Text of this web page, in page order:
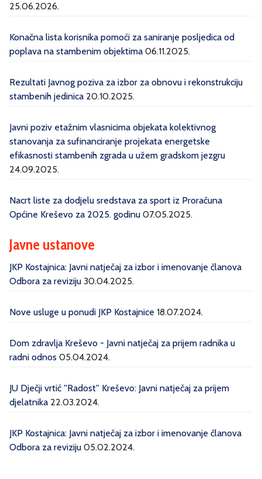
25.06.2026.
Konačna lista korisnika pomoći za saniranje posljedica od
poplava na stambenim objektima 06.11.2025.
Rezultati Javnog poziva za izbor za obnovu i rekonstrukciju
stambenih jedinica 20.10.2025.
Javni poziv etažnim vlasnicima objekata kolektivnog
stanovanja za sufinanciranje projekata energetske
efikasnosti stambenih zgrada u užem gradskom jezgru
24.09.2025.
Nacrt liste za dodjelu sredstava za sport iz Proračuna
Općine Kreševo za 2025. godinu 07.05.2025.
Javne ustanove
JKP Kostajnica: Javni natječaj za izbor i imenovanje članova
Odbora za reviziju 30.04.2025.
Nove usluge u ponudi JKP Kostajnice 18.07.2024.
Dom zdravlja Kreševo - Javni natječaj za prijem radnika u
radni odnos 05.04.2024.
JU Dječji vrtić ''Radost'' Kreševo: Javni natječaj za prijem
djelatnika 22.03.2024.
JKP Kostajnica: Javni natječaj za izbor i imenovanje članova
Odbora za reviziju 05.02.2024.